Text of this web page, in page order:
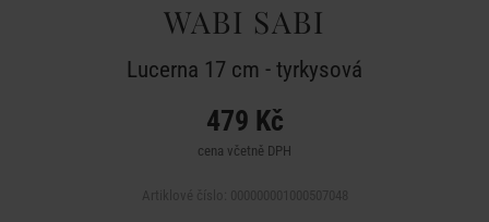
WABI SABI
Lucerna 17 cm - tyrkysová
479 Kč
cena včetně DPH